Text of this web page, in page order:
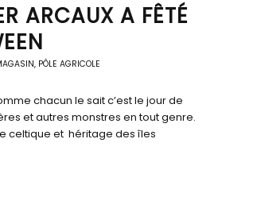
ARCAUX A FÊTÉ
PÔLE AGRICOLE
chacun le sait c’est le jour de
et autres monstres en tout genre.
celtique et héritage des îles